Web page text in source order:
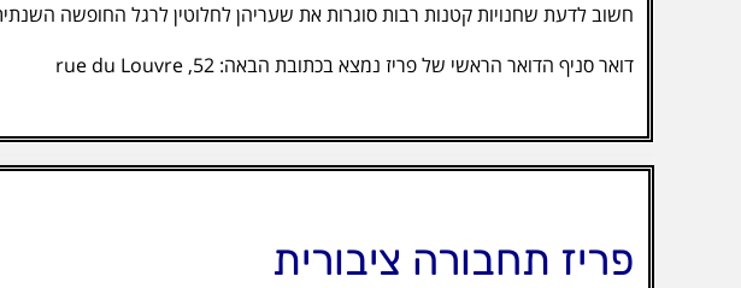
חשוב לדעת שחנויות קטנות רבות סוגרות את שעריהן לחלוטין לרגל החופשה
דואר סניף הדואר הראשי של פריז נמצא בכתובת הבאה: 52, rue du Louvre
פריז תחבורה ציבורית